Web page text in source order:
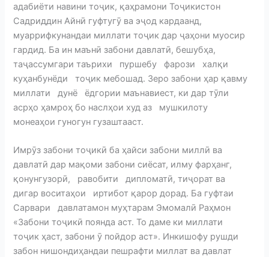
адабиёти навини тоҷик, қаҳрамони Тоҷикистон
Садриддин Айнӣ гуфтугӯ ва эҷод кардаанд,
муаррифкунандаи миллати тоҷик дар ҷаҳони муосир
гардид. Ба ин маънӣ забони давлатӣ, бешубҳа,
таҷассумгари таърихи пуршебу фарози халқи
куҳанбунёди тоҷик мебошад. Зеро забони ҳар қавму
миллати дунё ёдгории маънавиест, ки дар тӯли
асрҳо ҳамроҳ бо наслҳои худ аз мушкилоту
монеаҳои гуногун гузаштааст.
Имрӯз забони тоҷикӣ ба ҳайси забони миллӣ ва
давлатӣ дар мақоми забони сиёсат, илму фарҳанг,
қонунгузорӣ, равобити дипломатӣ, тиҷорат ва
дигар воситаҳои иртибот қарор дорад. Ба гуфтаи
Сарвари давлатамон муҳтарам Эмомалӣ Раҳмон
«Забони тоҷикӣ поянда аст. То даме ки миллати
тоҷик ҳаст, забони ӯ пойдор аст». Инкишофу рушди
забон нишондиҳандаи пешрафти миллат ва давлат